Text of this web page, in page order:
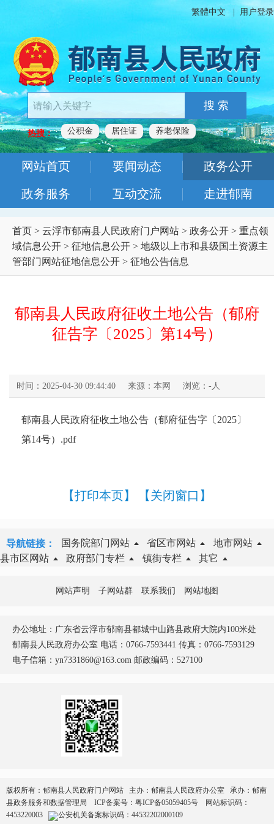
繁體中文 用户登录
搜 索
热搜： 公积金 居住证 养老保险
网站首页 要闻动态 政务公开
政务服务 互动交流 走进郁南
首页 > 云浮市郁南县人民政府门户网站 > 政务公开 > 重点领
域信息公开 > 征地信息公开 > 地级以上市和县级国土资源主
管部门网站征地信息公开 > 征地公告信息
郁南县人民政府征收土地公告（郁府
征告字〔2025〕第14号）
时间：2025-04-30 09:44:40 来源：本网 浏览： - 人
郁南县人民政府征收土地公告（郁府征告字〔2025〕
第14号）.pdf
【打印本页】 【关闭窗口】
导航链接： 国务院部门网站 省区市网站
地市网站
县市区网站
政府部门专栏 镇街专栏 其它
网站声明 子网站群 联系我们 网站地图
办公地址：广东省云浮市郁南县都城中山路县政府大院内100米处
郁南县人民政府办公室 电话：0766-7593441 传真：0766-7593129
电子信箱：yn7331860@163.com 邮政编码：527100
版权所有：郁南县人民政府门户网站 主办：郁南县人民政府办公室 承办：郁南
县政务服务和数据管理局 ICP备案号： 粤ICP备05059405号
网站标识码：
4453220003
公安机关备案标识码：44532202000109